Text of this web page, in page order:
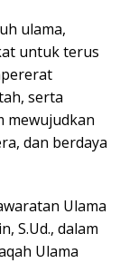
ulama,
untuk terus
serta
mewujudkan
dan berdaya
Ulama
S.Ud., dalam
Ulama